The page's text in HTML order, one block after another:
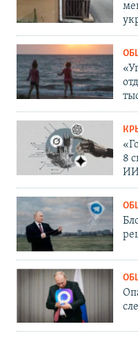
8
ИИ